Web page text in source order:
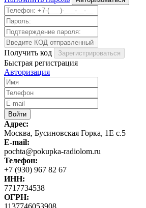
Получить код
Быстрая регистрация
Авторизация
Адрес:
Москва, Бусиновская Горка, 1Е с.5
E-mail:
pochta@pokupka-radiolom.ru
Телефон:
+7 (930) 967 82 67
ИНН:
7717734538
ОГРН: